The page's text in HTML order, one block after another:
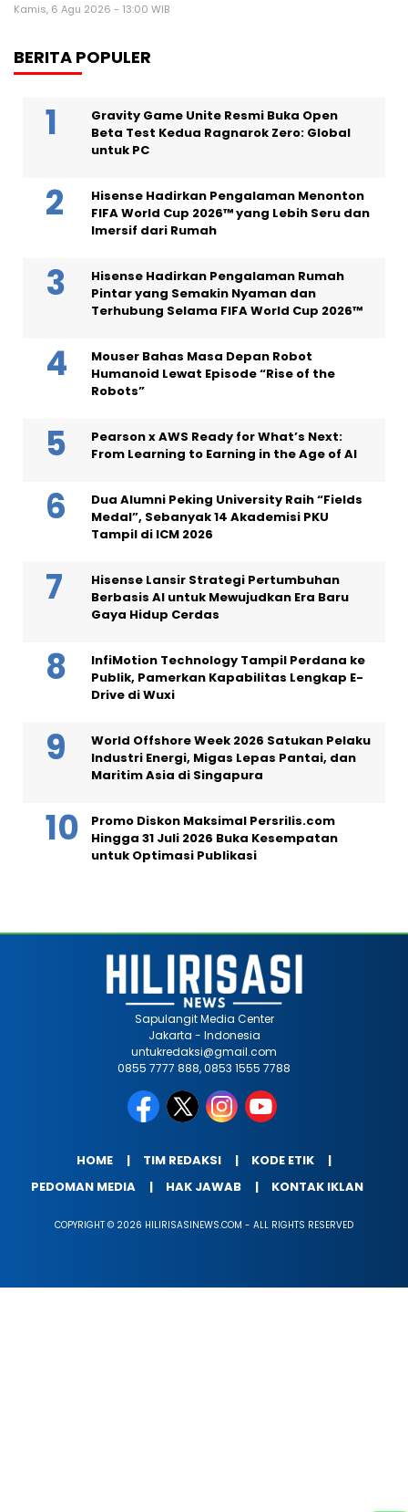
Kamis, 6 Agu 2026 - 13:00 WIB
BERITA POPULER
Gravity Game Unite Resmi Buka Open
Beta Test Kedua Ragnarok Zero: Global
untuk PC
Hisense Hadirkan Pengalaman Menonton
FIFA World Cup 2026™ yang Lebih Seru dan
Imersif dari Rumah
Hisense Hadirkan Pengalaman Rumah
Pintar yang Semakin Nyaman dan
Terhubung Selama FIFA World Cup 2026™
Mouser Bahas Masa Depan Robot
Humanoid Lewat Episode “Rise of the
Robots”
Pearson x AWS Ready for What’s Next:
From Learning to Earning in the Age of AI
Dua Alumni Peking University Raih “Fields
Medal”, Sebanyak 14 Akademisi PKU
Tampil di ICM 2026
Hisense Lansir Strategi Pertumbuhan
Berbasis AI untuk Mewujudkan Era Baru
Gaya Hidup Cerdas
InfiMotion Technology Tampil Perdana ke
Publik, Pamerkan Kapabilitas Lengkap E-
Drive di Wuxi
World Offshore Week 2026 Satukan Pelaku
Industri Energi, Migas Lepas Pantai, dan
Maritim Asia di Singapura
Promo Diskon Maksimal Persrilis.com
Hingga 31 Juli 2026 Buka Kesempatan
untuk Optimasi Publikasi
Sapulangit Media Center
Jakarta - Indonesia
untukredaksi@gmail.com
0855 7777 888, 0853 1555 7788
HOME TIM REDAKSI
KODE ETIK
PEDOMAN MEDIA
HAK JAWAB KONTAK IKLAN
COPYRIGHT © 2026 HILIRISASINEWS.COM - ALL RIGHTS RESERVED